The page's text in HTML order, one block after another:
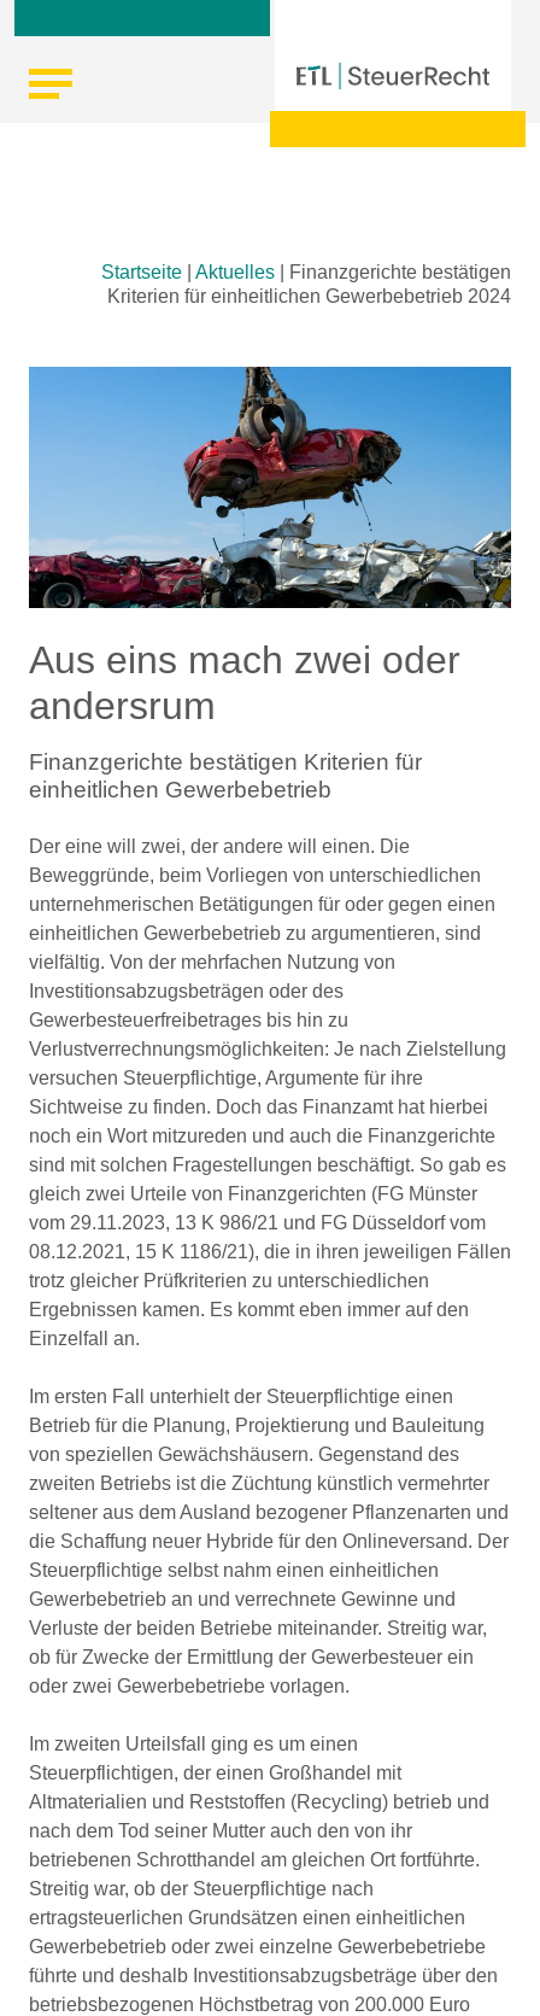
Startseite Aktuelles
Finanzgerichte bestätigen
Kriterien für einheitlichen Gewerbebetrieb 2024
Aus eins mach zwei oder
andersrum
Finanzgerichte bestätigen Kriterien für
einheitlichen Gewerbebetrieb
Der eine will zwei, der andere will einen. Die
Beweggründe, beim Vorliegen von unterschiedlichen
unternehmerischen Betätigungen für oder gegen einen
einheitlichen Gewerbebetrieb zu argumentieren, sind
vielfältig. Von der mehrfachen Nutzung von
Investitionsabzugsbeträgen oder des
Gewerbesteuerfreibetrages bis hin zu
Verlustverrechnungsmöglichkeiten: Je nach Zielstellung
versuchen Steuerpflichtige, Argumente für ihre
Sichtweise zu finden. Doch das Finanzamt hat hierbei
noch ein Wort mitzureden und auch die Finanzgerichte
sind mit solchen Fragestellungen beschäftigt. So gab es
gleich zwei Urteile von Finanzgerichten (FG Münster
vom 29.11.2023, 13 K 986/21 und FG Düsseldorf vom
08.12.2021, 15 K 1186/21), die in ihren jeweiligen Fällen
trotz gleicher Prüfkriterien zu unterschiedlichen
Ergebnissen kamen. Es kommt eben immer auf den
Einzelfall an.
Im ersten Fall unterhielt der Steuerpflichtige einen
Betrieb für die Planung, Projektierung und Bauleitung
von speziellen Gewächshäusern. Gegenstand des
zweiten Betriebs ist die Züchtung künstlich vermehrter
seltener aus dem Ausland bezogener Pflanzenarten und
die Schaffung neuer Hybride für den Onlineversand. Der
Steuerpflichtige selbst nahm einen einheitlichen
Gewerbebetrieb an und verrechnete Gewinne und
Verluste der beiden Betriebe miteinander. Streitig war,
ob für Zwecke der Ermittlung der Gewerbesteuer ein
oder zwei Gewerbebetriebe vorlagen.
Im zweiten Urteilsfall ging es um einen
Steuerpflichtigen, der einen Großhandel mit
Altmaterialien und Reststoffen (Recycling) betrieb und
nach dem Tod seiner Mutter auch den von ihr
betriebenen Schrotthandel am gleichen Ort fortführte.
Streitig war, ob der Steuerpflichtige nach
ertragsteuerlichen Grundsätzen einen einheitlichen
Gewerbebetrieb oder zwei einzelne Gewerbebetriebe
führte und deshalb Investitionsabzugsbeträge über den
betriebsbezogenen Höchstbetrag von 200.000 Euro